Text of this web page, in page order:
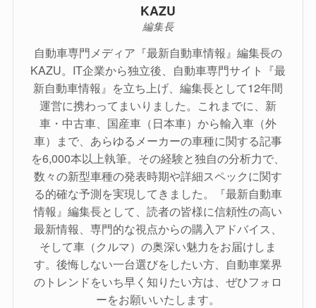
KAZU
編集長
自動車専門メディア『最新自動車情報』編集長の
KAZU。IT企業から独立後、自動車専門サイト『最
新自動車情報』を立ち上げ、編集長として12年間
運営に携わってまいりました。これまでに、新
車・中古車、国産車（日本車）から輸入車（外
車）まで、あらゆるメーカーの車種に関する記事
を6,000本以上執筆。その経験と独自の分析力で、
数々の新型車種の発表時期や詳細スペックに関す
る的確な予測を実現してきました。『最新自動車
情報』編集長として、読者の皆様に信頼性の高い
最新情報、専門的な視点からの購入アドバイス、
そして車（クルマ）の奥深い魅力をお届けしま
す。後悔しない一台選びをしたい方、自動車業界
のトレンドをいち早く知りたい方は、ぜひフォロ
ーをお願いいたします。